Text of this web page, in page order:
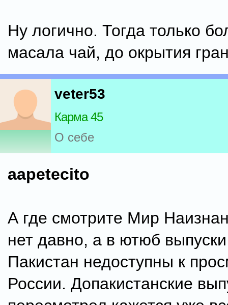
Ну логично. Тогда только
масала чай, до окрытия
veter53
Карма 45
О себе
aapetecito
А где смотрите Мир
нет давно, а в ютюб
Пакистан недоступны к
России. Допакистанские